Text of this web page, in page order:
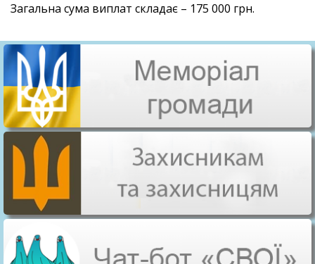
Загальна сума виплат складає – 175 000 грн.